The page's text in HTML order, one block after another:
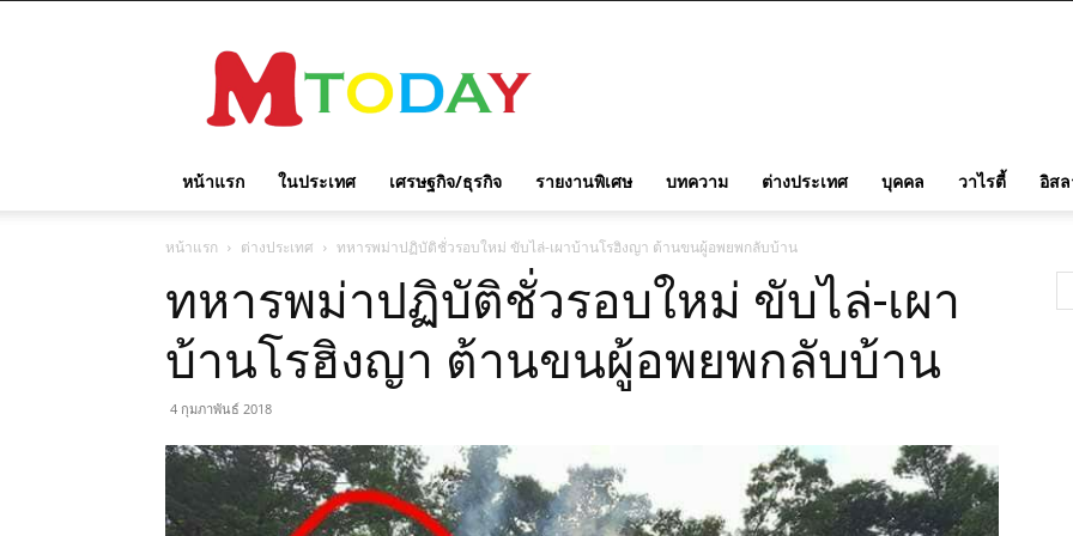
TODAY
หน้าแรก ในประเทศ เศรษฐกิจ/ธุรกิจ รายงานพิเศษ บทความ ต่างประเทศ บุคคล วาไรตี้ อิส
หน้าแรก ต่างประเทศ ทหารพม่าปฏิบัติชั่วรอบใหม่ ขับไล่-เผาบ้านโรฮิงญา ต้านขนผู้อพยพกลับบ้าน
ทหารพม่าปฏิบัติชั่วรอบใหม่ ขับไล่-เผา
บ้านโรฮิงญา ต้านขนผู้อพยพกลับบ้าน
4 กุมภาพันธ์ 2018